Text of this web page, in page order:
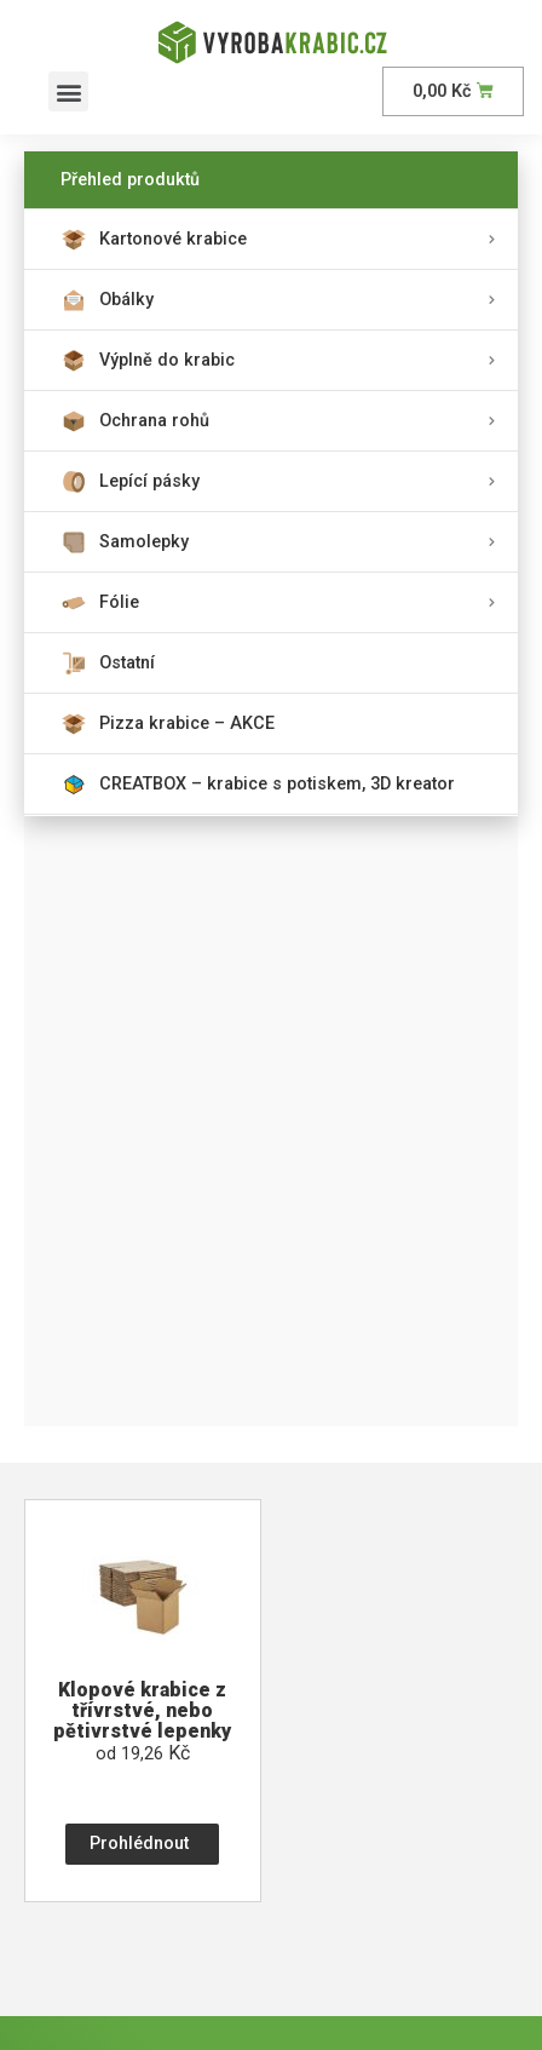
0,00 Kč
Přehled produktů
Kartonové krabice
Obálky
Výplně do krabic
Ochrana rohů
Lepící pásky
Samolepky
Fólie
Ostatní
Pizza krabice – AKCE
CREATBOX – krabice s potiskem, 3D kreator
Klopové krabice z
třívrstvé, nebo
pětivrstvé lepenky
od 19,26 Kč
Prohlédnout